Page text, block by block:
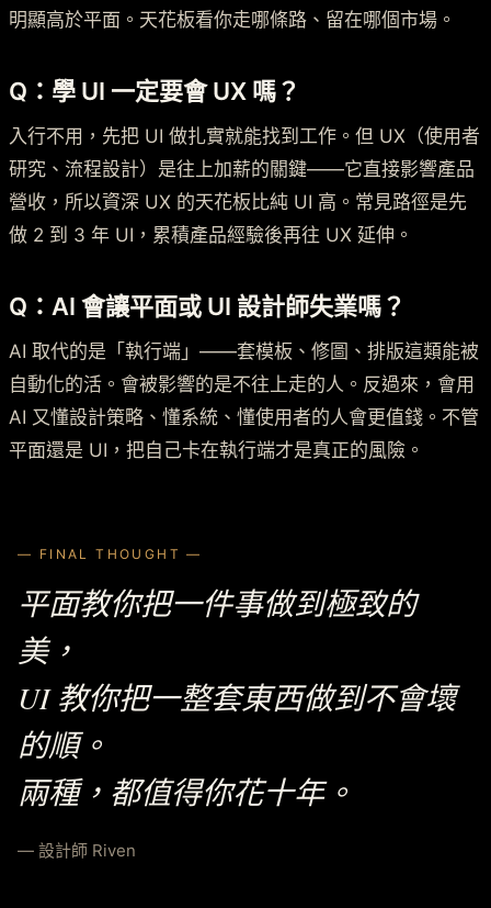
明顯高於平面。天花板看你走哪條路、留在哪個市場。
Q：學 UI 一定要會 UX 嗎？
入行不用，先把 UI 做扎實就能找到工作。但 UX（使用者
研究、流程設計）是往上加薪的關鍵——它直接影響產品
營收，所以資深 UX 的天花板比純 UI 高。常見路徑是先
做 2 到 3 年 UI，累積產品經驗後再往 UX 延伸。
Q：AI 會讓平面或 UI 設計師失業嗎？
AI 取代的是「執行端」——套模板、修圖、排版這類能被
自動化的活。會被影響的是不往上走的人。反過來，會用
AI 又懂設計策略、懂系統、懂使用者的人會更值錢。不管
平面還是 UI，把自己卡在執行端才是真正的風險。
— FINAL THOUGHT —
平面教你把一件事做到極致的
美，
UI 教你把一整套東西做到不會壞
的順。
兩種，都值得你花十年。
— 設計師 Riven